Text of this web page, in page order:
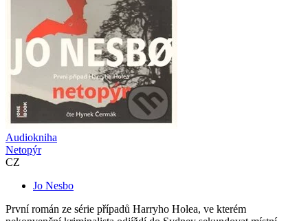
Audiokniha
Netopýr
CZ
Jo Nesbo
První román ze série případů Harryho Holea, ve kterém